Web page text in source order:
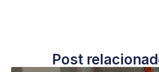
Post